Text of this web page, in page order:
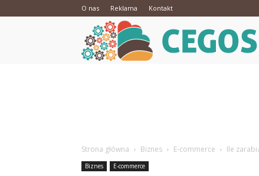
O nas Reklama Kontakt
Strona główna Biznes E-commerce Ile
Biznes E-commerce